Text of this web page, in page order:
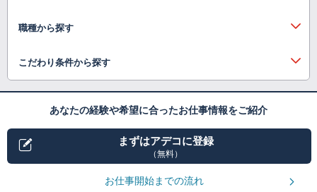
職種から探す
こだわり条件から探す
あなたの経験や希望に合ったお仕事情報をご紹介
まずはアデコに登録
（無料）
お仕事開始までの流れ